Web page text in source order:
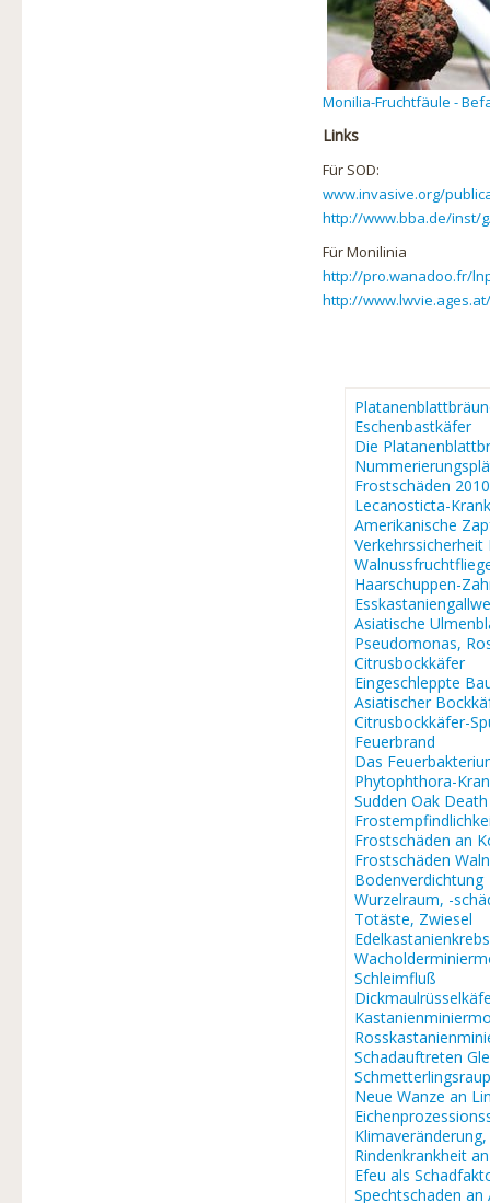
Monilia-Fruchtfäule -
Links
Für SOD:
www.invasive.org/
http://www.bba.de/inst/
Für Monilinia
http://pro.wanadoo.fr/
http://
Eschenbastkäfer
Die
Frostschäden 2010
Lecanosticta-
Amerikanische
Verkehrssicherheit
Haarschuppen-
Asiatische
Pseudomonas,
Citrusbockkäfer
Eingeschleppte
Asiatischer
Citrusbockkäfer-
Feuerbrand
Das
Phytophthora-
Sudden Oak Death
Frostschäden an
Frostschäden
Bodenverdichtung
Wurzelraum, -
Totäste, Zwiesel
Edelkastanienkrebs
Schleimfluß
Schadauftreten
Neue Wanze an
Rindenkrankheit
Efeu als
Spechtschaden an